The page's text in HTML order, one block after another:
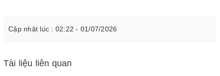
Cập nhật lúc : 02:22 - 01/07/2026
Tài liệu liên quan